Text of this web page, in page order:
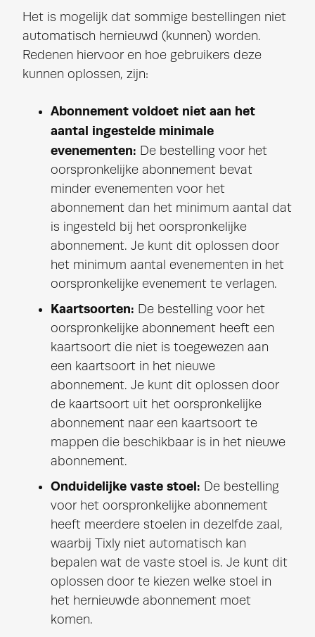
Het is mogelijk dat sommige bestellingen niet
automatisch hernieuwd (kunnen) worden.
Redenen hiervoor en hoe gebruikers deze
kunnen oplossen, zijn:
Abonnement voldoet niet aan het
aantal ingestelde minimale
evenementen: De bestelling voor het
oorspronkelijke abonnement bevat
minder evenementen voor het
abonnement dan het minimum aantal dat
is ingesteld bij het oorspronkelijke
abonnement. Je kunt dit oplossen door
het minimum aantal evenementen in het
oorspronkelijke evenement te verlagen.
Kaartsoorten: De bestelling voor het
oorspronkelijke abonnement heeft een
kaartsoort die niet is toegewezen aan
een kaartsoort in het nieuwe
abonnement. Je kunt dit oplossen door
de kaartsoort uit het oorspronkelijke
abonnement naar een kaartsoort te
mappen die beschikbaar is in het nieuwe
abonnement.
Onduidelijke vaste stoel: De bestelling
voor het oorspronkelijke abonnement
heeft meerdere stoelen in dezelfde zaal,
waarbij Tixly niet automatisch kan
bepalen wat de vaste stoel is. Je kunt dit
oplossen door te kiezen welke stoel in
het hernieuwde abonnement moet
komen.